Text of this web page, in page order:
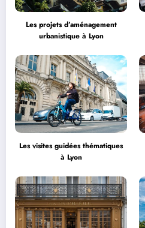
Les projets d’aménagement
urbanistique à Lyon
Les visites guidées thématiques
à Lyon